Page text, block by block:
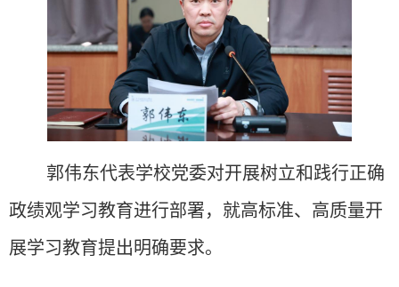
郭伟东代表学校党委对开展树立和践行正确
政绩观学习教育进行部署，就高标准、高质量开
展学习教育提出明确要求。